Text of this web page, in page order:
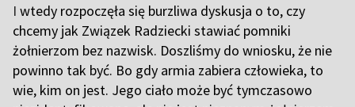
I wtedy rozpoczęła się burzliwa dyskusja o to, czy
chcemy jak Związek Radziecki stawiać pomniki
żołnierzom bez nazwisk. Doszliśmy do wniosku, że nie
powinno tak być. Bo gdy armia zabiera człowieka, to
wie, kim on jest. Jego ciało może być tymczasowo